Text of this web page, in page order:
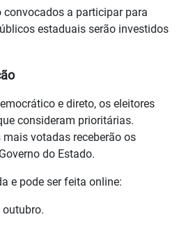
convocados a participar para
estaduais serão investidos
e direto, os eleitores
consideram prioritárias.
votadas receberão os
do Estado.
e pode ser feita online:
outubro.